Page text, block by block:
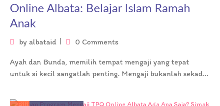
Online Albata: Belajar Islam Ramah
Anak
by albataid 0 Comments
Ayah dan Bunda, memilih tempat mengaji yang tepat
untuk si kecil sangatlah penting. Mengaji bukanlah sekadar